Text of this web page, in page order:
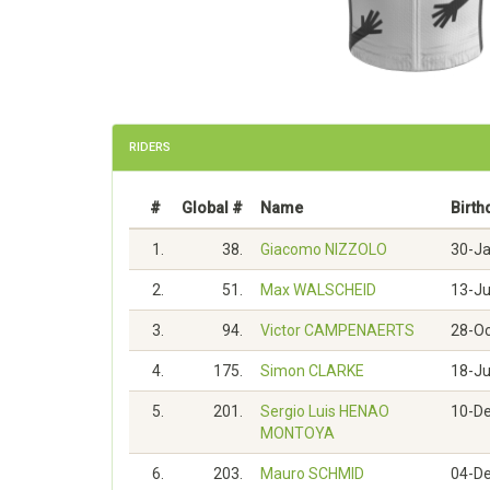
RIDERS
# Global # Name
1. 38. Giacomo NIZZOLO 30-
2. 51. Max WALSCHEID 13-
3. 94. Victor CAMPENAERTS 28-
4. 175. Simon CLARKE 18-
5. 201.
Sergio Luis HENAO
MONTOYA
10-
6. 203. Mauro SCHMID 04-